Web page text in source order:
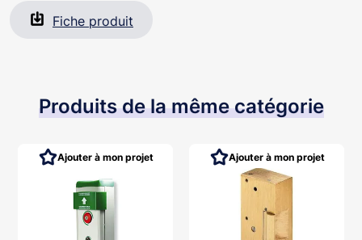
Fiche produit
Produits de la même catégorie
Ajouter à mon projet Ajouter à mon projet